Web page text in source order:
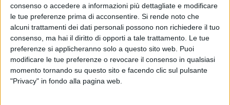
consenso o accedere a informazioni più dettagliate e modificare
le tue preferenze prima di acconsentire. Si rende noto che
alcuni trattamenti dei dati personali possono non richiedere il tuo
consenso, ma hai il diritto di opporti a tale trattamento. Le tue
preferenze si applicheranno solo a questo sito web. Puoi
modificare le tue preferenze o revocare il consenso in qualsiasi
momento tornando su questo sito e facendo clic sul pulsante
"Privacy" in fondo alla pagina web.